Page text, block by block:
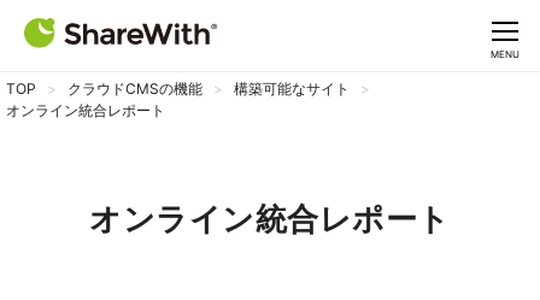
CLOSE
MENU
TOP クラウドCMSの機能
構築可能なサイト
オンライン統合レポート
オンライン統合レポート